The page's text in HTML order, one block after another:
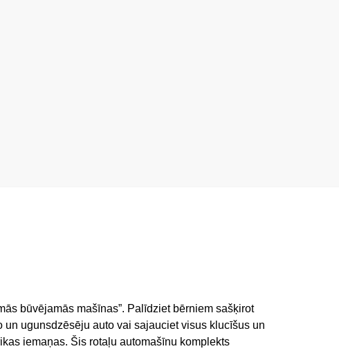
būvējamās mašīnas”. Palīdziet bērniem sašķirot
ugunsdzēsēju auto vai sajauciet visus klucīšus un
iemaņas. Šis rotaļu automašīnu komplekts